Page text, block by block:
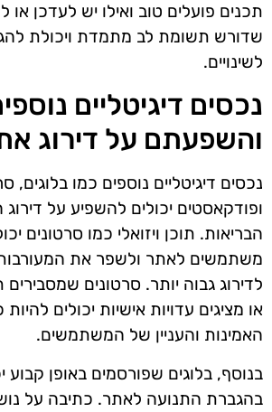
תכנים פועלים טוב ואילו יש לעדכן
שדורש תשומת לב מתמדת ויכולת
לשינויים.
נכסים דיגיטליים
והשפעתם על דירוג
נכסים דיגיטליים נוספים כמו בלוגים,
ופודקאסטים יכולים להשפיע על
הבריאות. תוכן ויזואלי כמו סרטונים
משתמשים לאתר ולשפר את
לדירוג גבוה יותר. סרטונים שמסבירים
או מציגים עדויות אישיות יכולים
האמינות והעניין של המשתמשים.
בנוסף, בלוגים שפורסמים באופן קבוע
בהגברת התנועה לאתר. כתיבה על